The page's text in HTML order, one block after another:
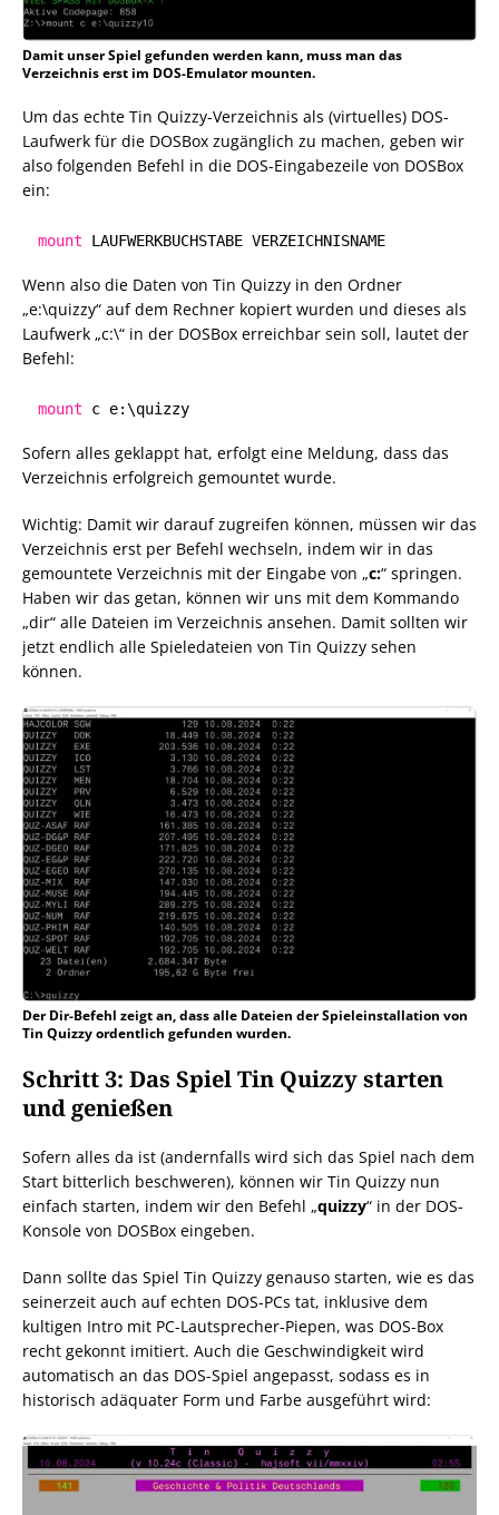
Damit unser Spiel gefunden werden kann, muss man das
Verzeichnis erst im DOS-Emulator mounten.
Um das echte Tin Quizzy-Verzeichnis als (virtuelles) DOS-
Laufwerk für die DOSBox zugänglich zu machen, geben wir
also folgenden Befehl in die DOS-Eingabezeile von DOSBox
ein:
mount LAUFWERKBUCHSTABE VERZEICHNISNAME
Wenn also die Daten von Tin Quizzy in den Ordner
„e:\quizzy“ auf dem Rechner kopiert wurden und dieses als
Laufwerk „c:\“ in der DOSBox erreichbar sein soll, lautet der
Befehl:
mount c e:\quizzy
Sofern alles geklappt hat, erfolgt eine Meldung, dass das
Verzeichnis erfolgreich gemountet wurde.
Wichtig: Damit wir darauf zugreifen können, müssen wir das
Verzeichnis erst per Befehl wechseln, indem wir in das
gemountete Verzeichnis mit der Eingabe von „c:“ springen.
Haben wir das getan, können wir uns mit dem Kommando
„dir“ alle Dateien im Verzeichnis ansehen. Damit sollten wir
jetzt endlich alle Spieledateien von Tin Quizzy sehen
können.
Der Dir-Befehl zeigt an, dass alle Dateien der Spieleinstallation von
Tin Quizzy ordentlich gefunden wurden.
Schritt 3: Das Spiel Tin Quizzy starten
und genießen
Sofern alles da ist (andernfalls wird sich das Spiel nach dem
Start bitterlich beschweren), können wir Tin Quizzy nun
einfach starten, indem wir den Befehl „quizzy“ in der DOS-
Konsole von DOSBox eingeben.
Dann sollte das Spiel Tin Quizzy genauso starten, wie es das
seinerzeit auch auf echten DOS-PCs tat, inklusive dem
kultigen Intro mit PC-Lautsprecher-Piepen, was DOS-Box
recht gekonnt imitiert. Auch die Geschwindigkeit wird
automatisch an das DOS-Spiel angepasst, sodass es in
historisch adäquater Form und Farbe ausgeführt wird: